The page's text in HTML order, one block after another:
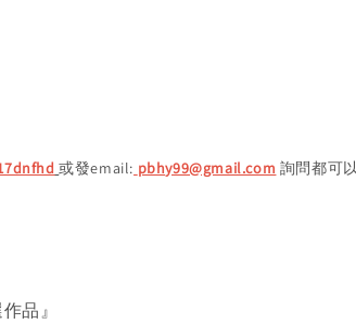
或發email: pbhy99@gmail.com 詢問都可
品』